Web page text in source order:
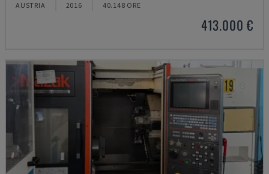
AUSTRIA 2016 40.148 ORE
413.000 €